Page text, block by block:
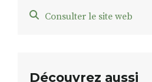
Consulter le site web
Découvrez aussi